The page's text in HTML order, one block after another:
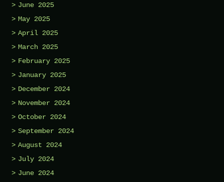
June 2025
May 2025
April 2025
March 2025
February 2025
January 2025
December 2024
November 2024
October 2024
September 2024
August 2024
July 2024
June 2024